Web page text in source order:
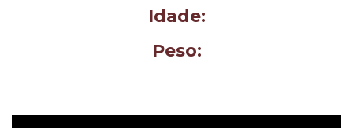
Idade:
Peso: